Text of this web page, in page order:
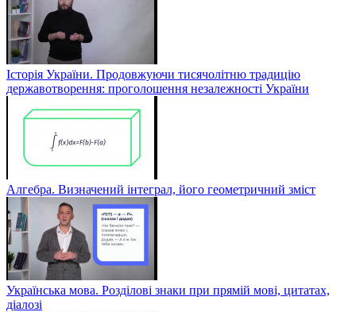
Історія України. Продовжуючи тисячолітню традицію
державотворення: проголошення незалежності України
Алгебра. Визначений інтеграл, його геометричний зміст
Українська мова. Розділові знаки при прямій мові, цитатах,
діалозі